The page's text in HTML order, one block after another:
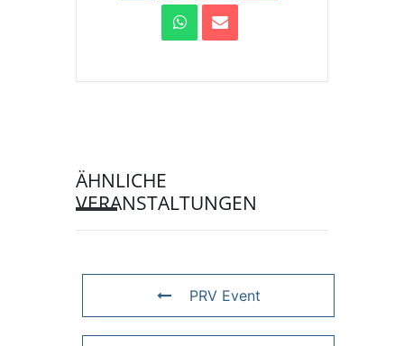
ÄHNLICHE
VERANSTALTUNGEN
PRV Event